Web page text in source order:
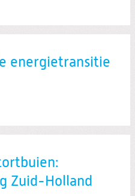
energietransitie
Zuid-Holland